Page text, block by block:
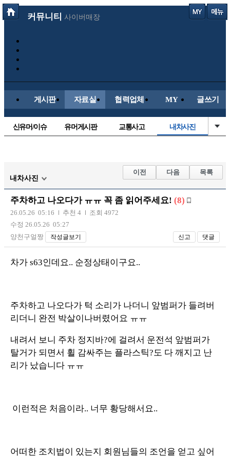
커뮤니티 사이버매장
게시판 자료실 협력업체 MY 글쓰기
신유머/이슈 유머게시판 교통사고 내차사진
자유사진 군사/무기
트럭/버스
장착시공사진
내차사진
이전 다음 목록
주차하고 나오다가 ㅠㅠ 꼭 좀 읽어주세요! (8)
26.05.26 05:16 추천 4
조회 4972
수정 26.05.26 05:27
양천구얼짱
작성글보기 신고 댓글
차가 s63인데요.. 순정상태이구요..
주차하고 나오다가 턱 소리가 나더니 앞범퍼가 들려버
리더니 완전 박살이나버렸어요 ㅠㅠ
내려서 보니 주차 정지바?에 걸려서 운전석 앞범퍼가
탈거가 되면서 휠 감싸주는 플라스틱?도 다 깨지고 난
리가 났습니다 ㅠㅠ
이런적은 처음이라.. 너무 황당해서요..
어떠한 조치법이 있는지 회원님들의 조언을 얻고 싶어